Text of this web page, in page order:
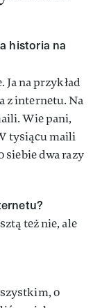
historia na
Ja na przykład
z internetu. Na
Wie pani,
tysiącu maili
siebie dwa razy
też nie, ale
o